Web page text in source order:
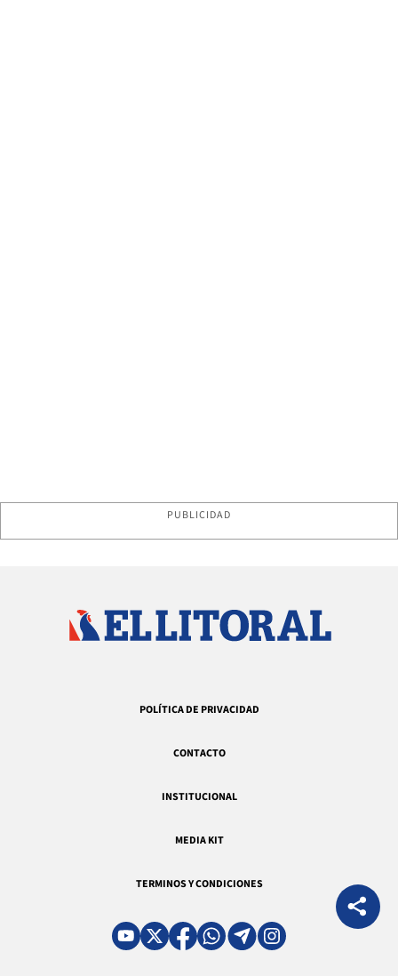
PUBLICIDAD
POLÍTICA DE PRIVACIDAD
CONTACTO
INSTITUCIONAL
MEDIA KIT
TERMINOS Y CONDICIONES